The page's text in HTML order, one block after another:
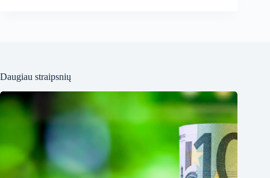
Daugiau straipsnių